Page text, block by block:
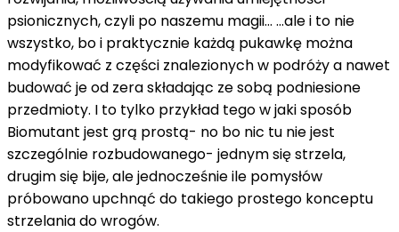
psionicznych, czyli po naszemu magii… ...ale i to nie
wszystko, bo i praktycznie każdą pukawkę można
modyfikować z części znalezionych w podróży a nawet
budować je od zera składając ze sobą podniesione
przedmioty. I to tylko przykład tego w jaki sposób
Biomutant jest grą prostą- no bo nic tu nie jest
szczególnie rozbudowanego- jednym się strzela,
drugim się bije, ale jednocześnie ile pomysłów
próbowano upchnąć do takiego prostego konceptu
strzelania do wrogów.